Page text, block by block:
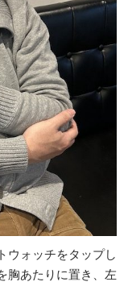
ウォッチをタップし
胸あたりに置き、左